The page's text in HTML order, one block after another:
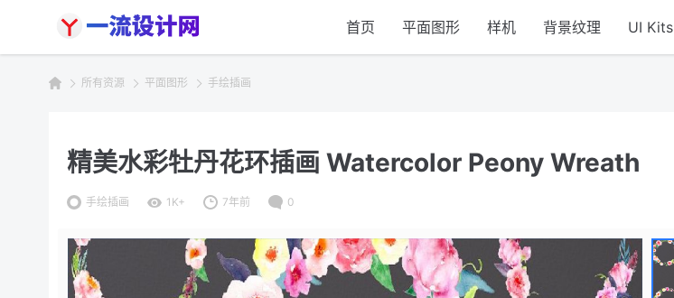
首页 平面图形 样机 背景纹理 UI Kits
所有资源 平面图形 手绘插画
精美水彩牡丹花环插画 Watercolor Peony Wreath
手绘插画 1K+ 7年前 0